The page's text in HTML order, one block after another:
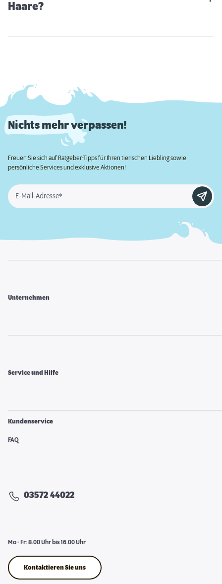
Haare?
Nichts mehr verpassen!
Freuen Sie sich auf Ratgeber-Tipps für Ihren tierischen Liebling sowie
persönliche Services und exklusive Aktionen!
E-Mail-Adresse*
Unternehmen
Service und Hilfe
Kundenservice
FAQ
03572 44022
Mo - Fr: 8.00 Uhr bis 16.00 Uhr
Kontaktieren Sie uns